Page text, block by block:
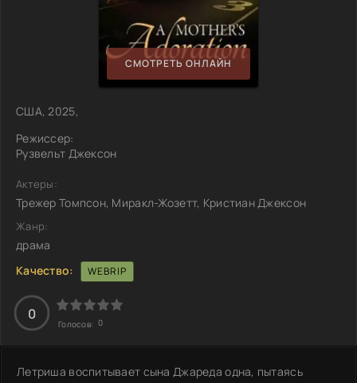
СМОТРЕТЬ ОНЛАЙН
США, 2025,
Режиссер:
Рузвельт Джексон
Актеры:
Трежер Томпсон, Миракл-Жозетт, Кристиан Джексон
Жанр:
драма
Качество:
WEBRIP
0
Голосов: 0
Летриша воспитывает сына Джареда одна, пытаясь